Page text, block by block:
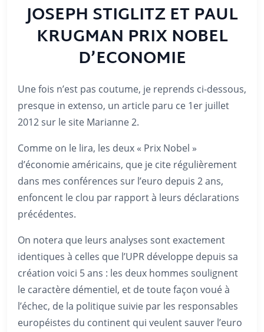
JOSEPH STIGLITZ ET PAUL
KRUGMAN PRIX NOBEL
D’ECONOMIE
Une fois n’est pas coutume, je reprends ci-dessous,
presque in extenso, un article paru ce 1er juillet
2012 sur le site Marianne 2.
Comme on le lira, les deux « Prix Nobel »
d’économie américains, que je cite régulièrement
dans mes conférences sur l’euro depuis 2 ans,
enfoncent le clou par rapport à leurs déclarations
précédentes.
On notera que leurs analyses sont exactement
identiques à celles que l’UPR développe depuis sa
création voici 5 ans : les deux hommes soulignent
le caractère démentiel, et de toute façon voué à
l’échec, de la politique suivie par les responsables
européistes du continent qui veulent sauver l’euro